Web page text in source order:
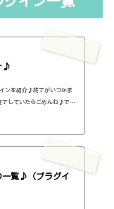
♪
ンを紹介♪終了がいつかま
了していたらごめんね♪で、
299.99ユーロ → 69.99ドル（A
MULTIMEDIA）定価：599.9
一覧♪（プラグイ